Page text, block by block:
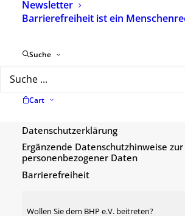
Newsletter
Barrierefreiheit ist ein
Suche
Cart
AGB
Vertrag widerrufen
Kontakt | Impressum
BHP-Geschäftsstelle
Datenschutzerklärung
Ergänzende Datenschutzhinweise zur
personenbezogener Daten
Barrierefreiheit
Wollen Sie dem BHP e.V. beitreten?